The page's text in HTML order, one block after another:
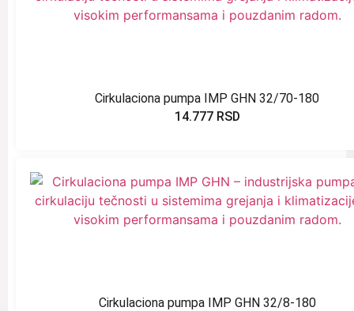
Cirkulaciona pumpa IMP GHN 32/70-180
14.777 RSD
Cirkulaciona pumpa IMP GHN 32/8-180